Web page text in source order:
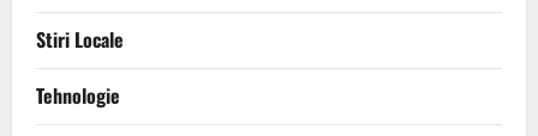
Stiri Locale
Tehnologie